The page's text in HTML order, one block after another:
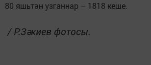
80 яшьтән узганнар – 1818 кеше.
/ Р.Зәкиев фотосы.